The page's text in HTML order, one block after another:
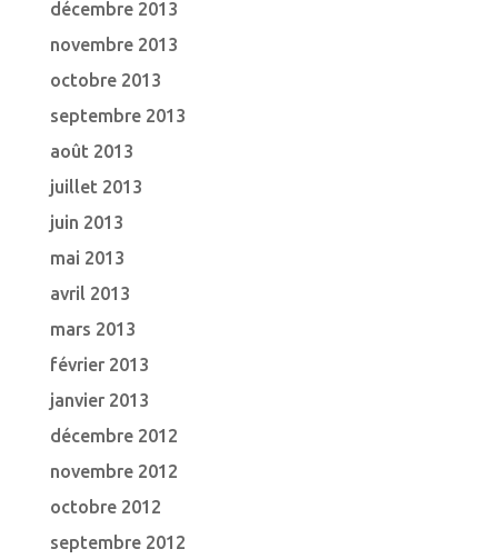
décembre 2013
novembre 2013
octobre 2013
septembre 2013
août 2013
juillet 2013
juin 2013
mai 2013
avril 2013
mars 2013
février 2013
janvier 2013
décembre 2012
novembre 2012
octobre 2012
septembre 2012